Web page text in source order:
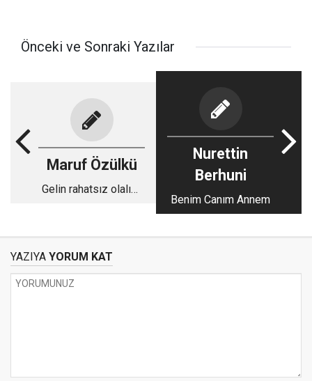
Önceki ve Sonraki Yazılar
Maruf Özülkü
Gelin rahatsız olalım;
Nurettin
Berhuni
Benim Canım Annem
YAZIYA YORUM KAT